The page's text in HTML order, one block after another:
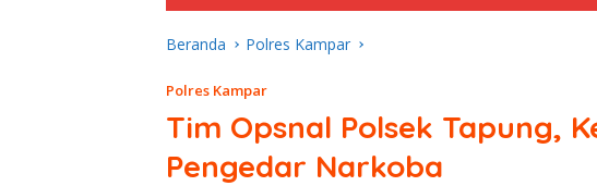
Beranda Polres Kampar
Polres Kampar
Tim Opsnal Polsek Tapung,
Pengedar Narkoba